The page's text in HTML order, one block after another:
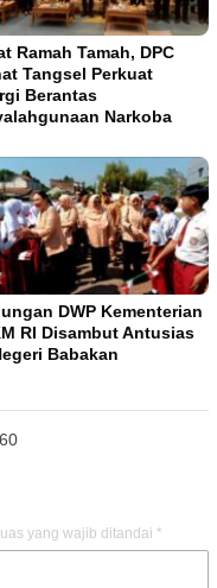
Ramah Tamah, DPC
Tangsel Perkuat
Berantas
Narkoba
DWP Kementerian
RI Disambut Antusias
Babakan
yang wajib ditandai *